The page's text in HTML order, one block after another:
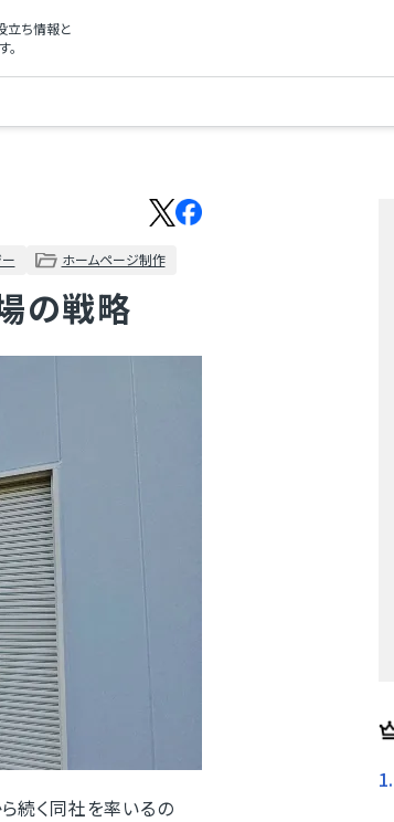
立ち情報と
ー ホームページ制作
の戦略
続く同社を率いるの
1.